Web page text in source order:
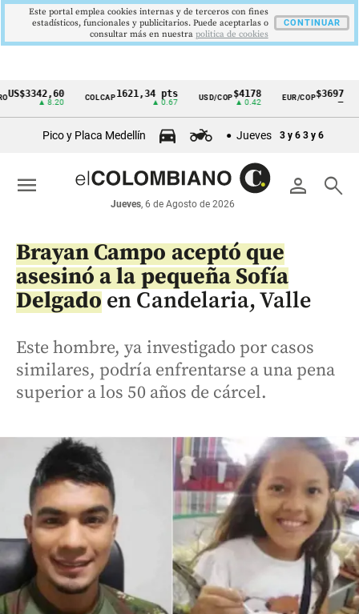
Cintillo
económicos
Colombia
COLCAP1621,34 pts USD/COP$4178
▲ 0.42
EUR/COP$3697
—
Pico y Placa Medellín Jueves 3 y 6 3 y 6
person search
Jueves, 6 de Agosto de 2026
menu
Brayan Campo aceptó que
asesinó a la pequeña Sofía
Delgado en Candelaria, Valle
Este hombre, ya investigado por casos
similares, podría enfrentarse a una pena
superior a los 50 años de cárcel.
Este portal emplea cookies internas y de terceros con fines
estadísticos, funcionales y publicitarios. Puede aceptarlas o
consultar más en nuestra politica de cookies
CONTINUAR